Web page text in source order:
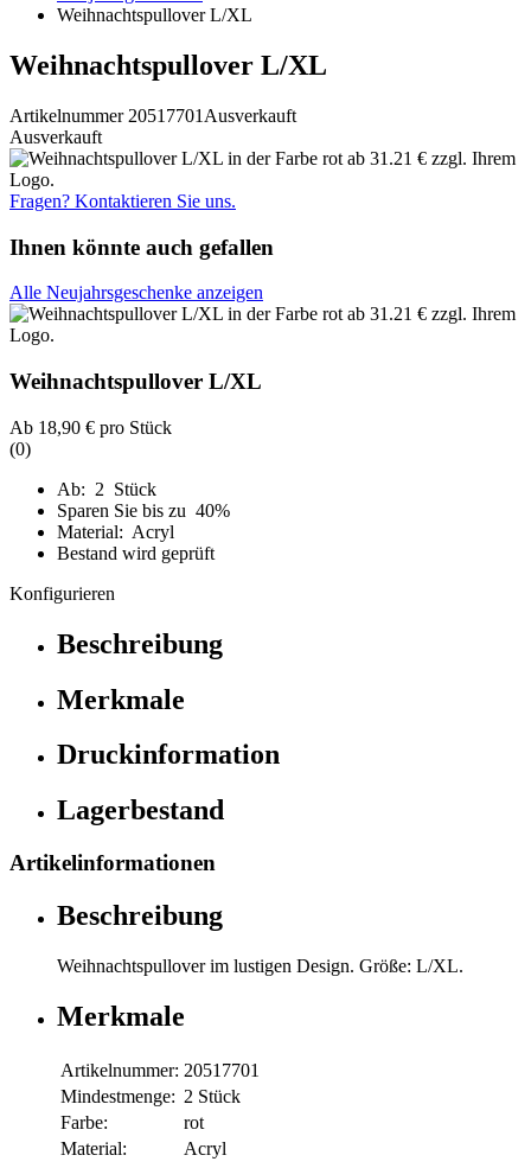
Weihnachtspullover L/XL
Weihnachtspullover L/XL
Artikelnummer 20517701 Ausverkauft
Ausverkauft
Fragen? Kontaktieren Sie uns.
Ihnen könnte auch gefallen
Alle Neujahrsgeschenke anzeigen
Weihnachtspullover L/XL
Ab 18,90 € pro Stück
(0)
Ab: 2 Stück
Sparen Sie bis zu 40%
Material: Acryl
Bestand wird geprüft
Konfigurieren
Beschreibung
Merkmale
Druckinformation
Lagerbestand
Artikelinformationen
Beschreibung
Weihnachtspullover im lustigen Design. Größe: L/XL.
Merkmale
Artikelnummer: 20517701
Mindestmenge: 2 Stück
Farbe:
rot
Material:
Acryl